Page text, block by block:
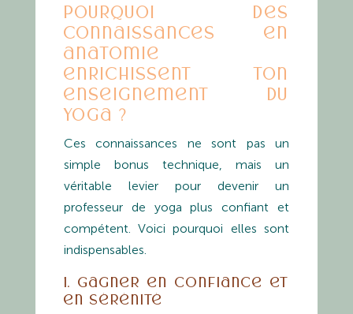
Pourquoi des
connaissances en
anatomie
enrichissent ton
enseignement du
yoga ?
Ces connaissances ne sont pas un
simple bonus technique, mais un
véritable levier pour devenir un
professeur de yoga plus confiant et
compétent. Voici pourquoi elles sont
indispensables.
1. Gagner en confiance et
en sérénité